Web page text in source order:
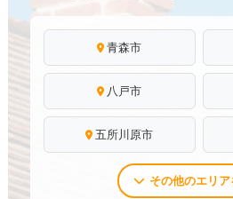
青森市
八戸市
五所川原市
その他のエリア